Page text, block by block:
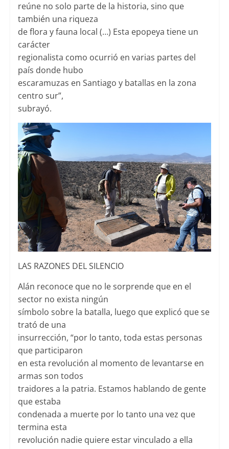
reúne no solo parte de la historia, sino que
también una riqueza
de flora y fauna local (…) Esta epopeya tiene un
carácter
regionalista como ocurrió en varias partes del
país donde hubo
escaramuzas en Santiago y batallas en la zona
centro sur”,
subrayó.
LAS RAZONES DEL SILENCIO
Alán reconoce que no le sorprende que en el
sector no exista ningún
símbolo sobre la batalla, luego que explicó que se
trató de una
insurrección, “por lo tanto, toda estas personas
que participaron
en esta revolución al momento de levantarse en
armas son todos
traidores a la patria. Estamos hablando de gente
que estaba
condenada a muerte por lo tanto una vez que
termina esta
revolución nadie quiere estar vinculado a ella